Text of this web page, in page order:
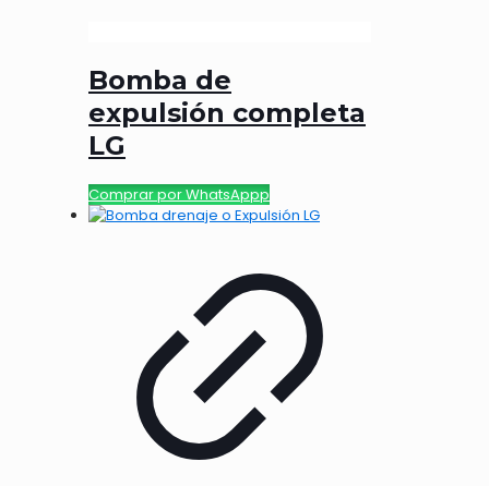
Bomba de
expulsión completa
LG
Comprar por WhatsAppp